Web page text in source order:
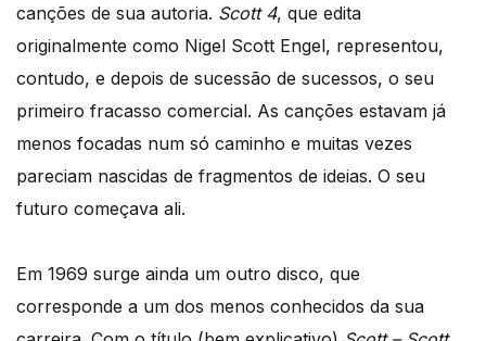
canções de sua autoria. Scott 4, que edita
originalmente como Nigel Scott Engel, representou,
contudo, e depois de sucessão de sucessos, o seu
primeiro fracasso comercial. As canções estavam já
menos focadas num só caminho e muitas vezes
pareciam nascidas de fragmentos de ideias. O seu
futuro começava ali.
Em 1969 surge ainda um outro disco, que
corresponde a um dos menos conhecidos da sua